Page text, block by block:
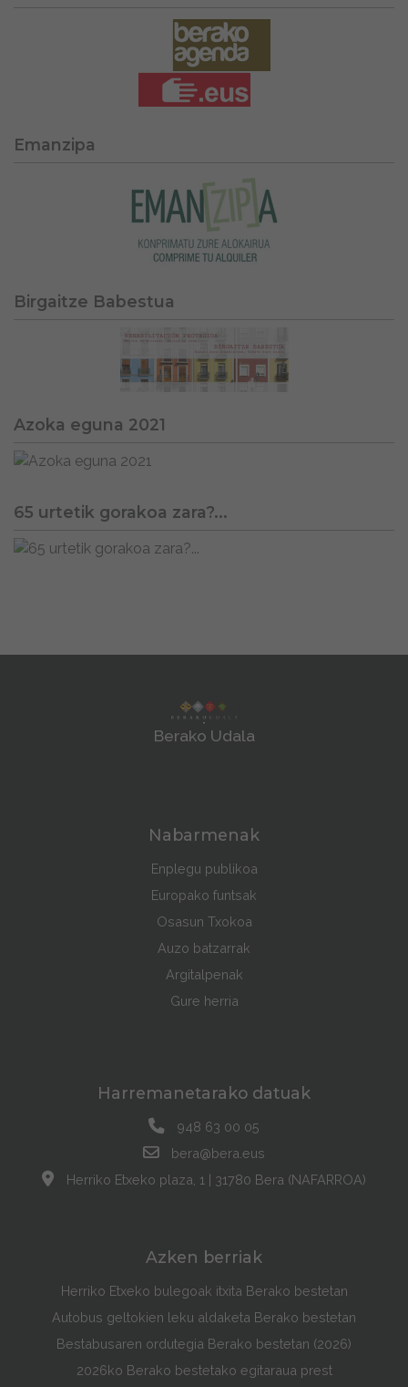
Emanzipa
Birgaitze Babestua
Azoka eguna 2021
65 urtetik gorakoa zara?...
Berako Udala
Nabarmenak
Enplegu publikoa
Europako funtsak
Osasun Txokoa
Auzo batzarrak
Argitalpenak
Gure herria
Harremanetarako datuak
948 63 00 05
bera@bera.eus
Herriko Etxeko plaza, 1 | 31780 Bera (NAFARROA)
Azken berriak
Herriko Etxeko bulegoak itxita Berako bestetan
Autobus geltokien leku aldaketa Berako bestetan
Bestabusaren ordutegia Berako bestetan (2026)
2026ko Berako bestetako egitaraua prest